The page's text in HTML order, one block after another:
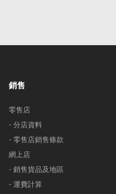
銷售
零售店
- 分店資料
- 零售店銷售條款
網上店
- 銷售貨品及地區
- 運費計算